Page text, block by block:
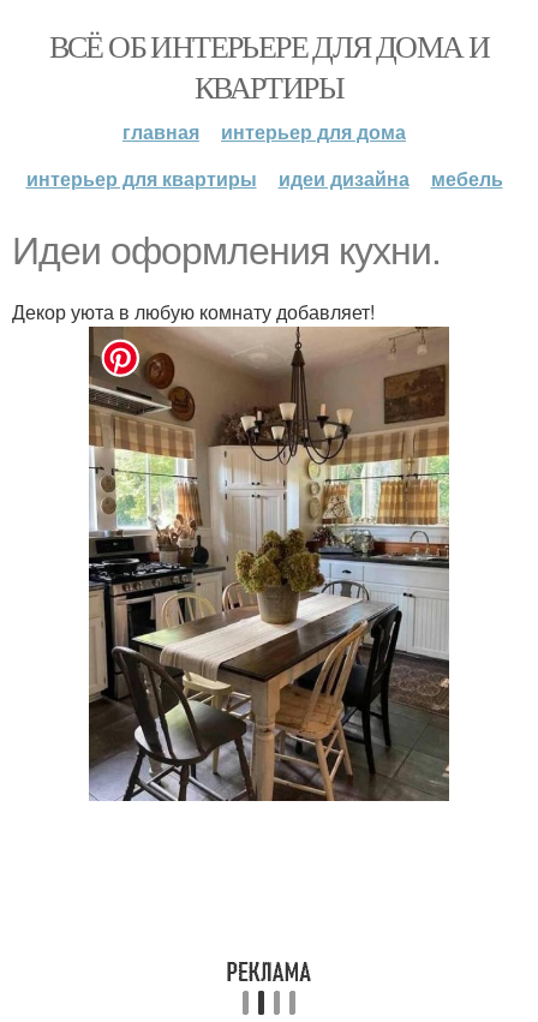
ВСЁ ОБ ИНТЕРЬЕРЕ ДЛЯ ДОМА И
КВАРТИРЫ
главная
интерьер для дома
интерьер для квартиры
идеи дизайна мебель
Идеи оформления кухни.
Декор уюта в любую комнату добавляет!